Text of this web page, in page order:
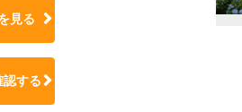
見る
する